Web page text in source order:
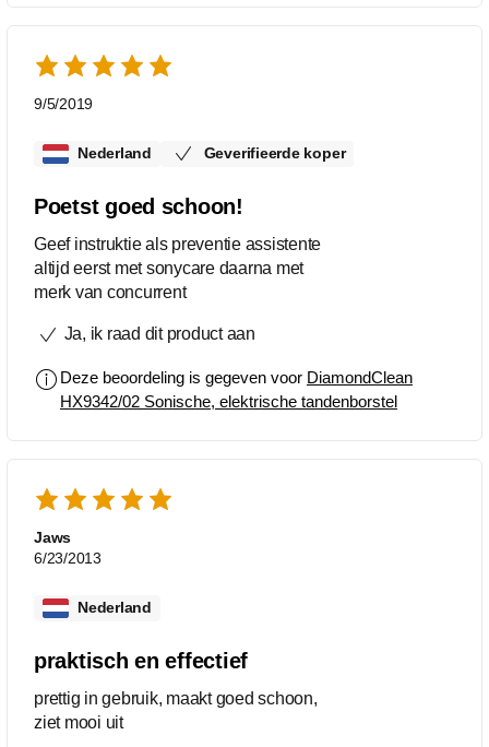
9/5/2019
Nederland Geverifieerde koper
Poetst goed schoon!
Geef instruktie als preventie assistente
altijd eerst met sonycare daarna met
merk van concurrent
Ja, ik raad dit product aan
Deze beoordeling is gegeven voor DiamondClean
HX9342/02 Sonische, elektrische tandenborstel
Jaws
6/23/2013
Nederland
praktisch en effectief
prettig in gebruik, maakt goed schoon,
ziet mooi uit